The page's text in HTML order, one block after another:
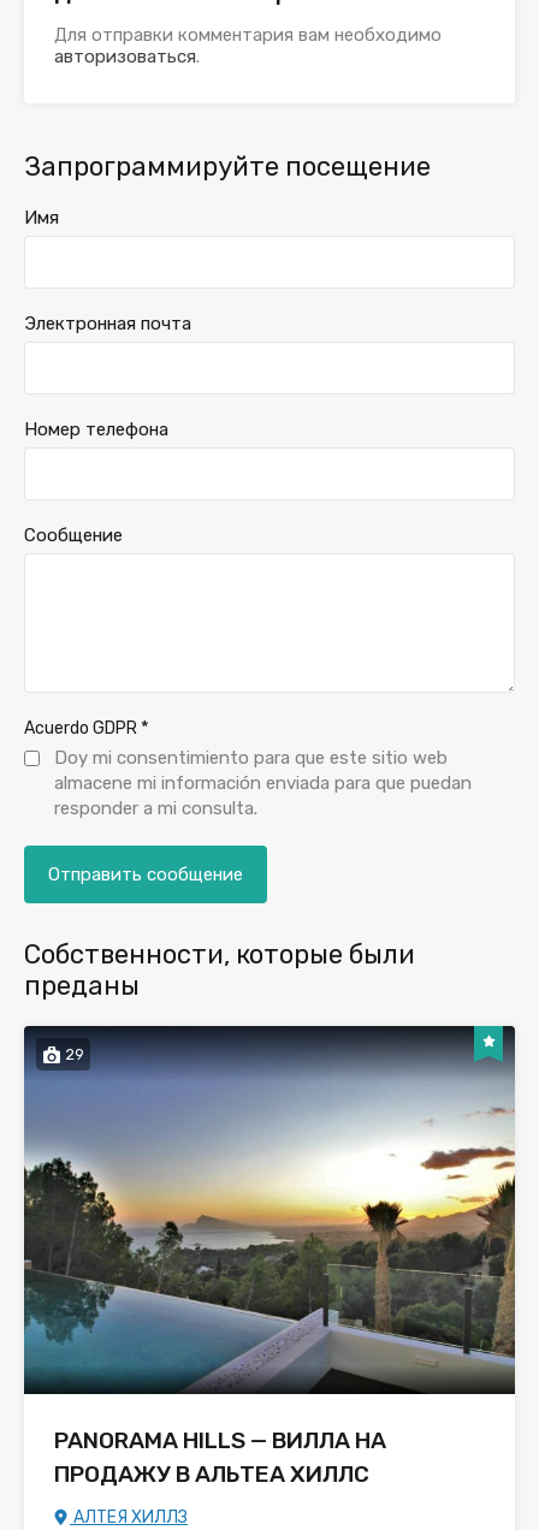
Для отправки комментария вам необходимо
авторизоваться.
Запрограммируйте посещение
Имя
Электронная почта
Номер телефона
Сообщение
Acuerdo GDPR *
Doy mi consentimiento para que este sitio web
almacene mi información enviada para que puedan
responder a mi consulta.
Собственности, которые были
преданы
29
PANORAMA HILLS — ВИЛЛА НА
ПРОДАЖУ В АЛЬТЕА ХИЛЛС
АЛТЕЯ ХИЛЛЗ